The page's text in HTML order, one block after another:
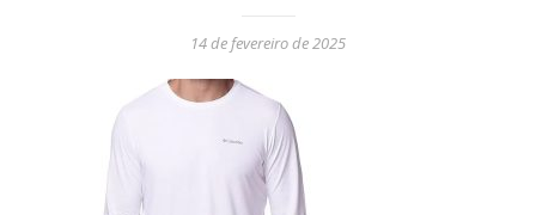
14 de fevereiro de 2025